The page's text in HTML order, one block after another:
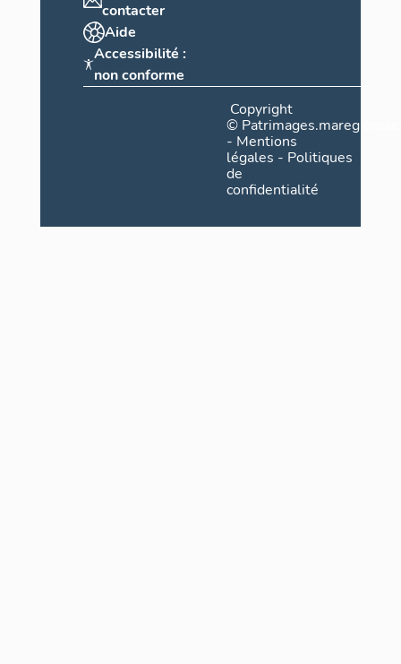
contacter
Aide
Accessibilité :
non conforme
Copyright
©
- Mentions
légales - Politiques
de
confidentialité